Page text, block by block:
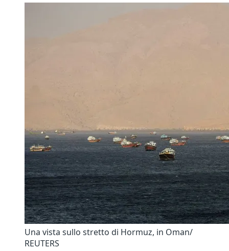
Una vista sullo stretto di Hormuz, in Oman/
REUTERS